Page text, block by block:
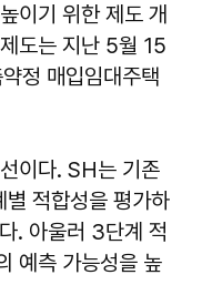
이기 위한 제도 개
도는 지난 5월 15
정 매입임대주택
이다. SH는 기존
적합성을 평가하
. 아울러 3단계 적
예측 가능성을 높